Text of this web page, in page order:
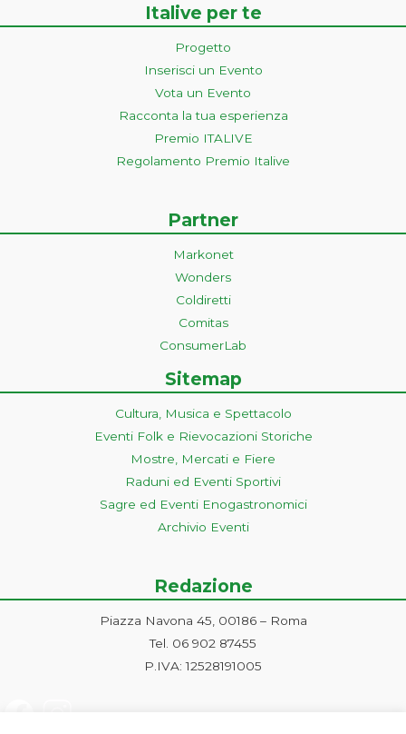
Italive per te
Progetto
Inserisci un Evento
Vota un Evento
Racconta la tua esperienza
Premio ITALIVE
Regolamento Premio Italive
Partner
Markonet
Wonders
Coldiretti
Comitas
ConsumerLab
Sitemap
Cultura, Musica e Spettacolo
Eventi Folk e Rievocazioni Storiche
Mostre, Mercati e Fiere
Raduni ed Eventi Sportivi
Sagre ed Eventi Enogastronomici
Archivio Eventi
Redazione
Piazza Navona 45, 00186 – Roma
Tel. 06 902 87455
P.IVA: 12528191005